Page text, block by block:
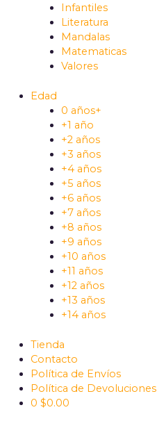
Infantiles
Literatura
Mandalas
Matematicas
Valores
Edad
0 años+
+1 año
+2 años
+3 años
+4 años
+5 años
+6 años
+7 años
+8 años
+9 años
+10 años
+11 años
+12 años
+13 años
+14 años
Tienda
Contacto
Política de Envíos
Política de Devoluciones
0 $0.00